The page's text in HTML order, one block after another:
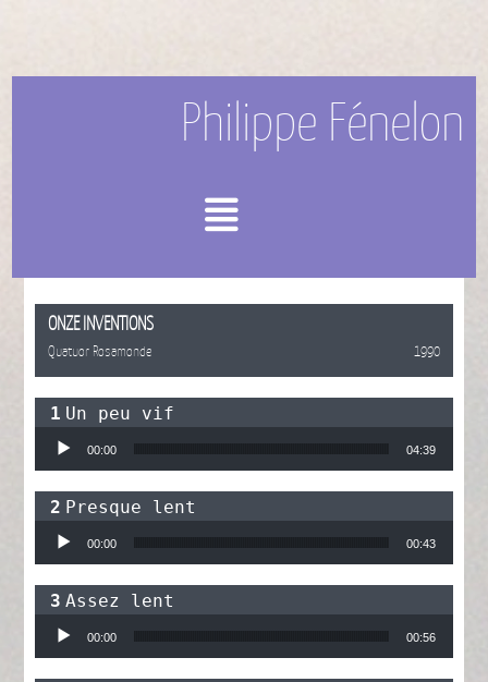
Philippe Fénelon
ONZE INVENTIONS
Quatuor Rosamonde 1990
Un peu vif
Lecteur audio
00:00 04:39
Presque lent
Lecteur audio
00:00 00:43
Assez lent
Lecteur audio
00:00 00:56